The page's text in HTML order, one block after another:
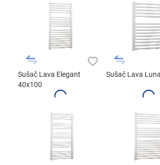
Sušač Lava Elegant
40x100
Sušač Lava